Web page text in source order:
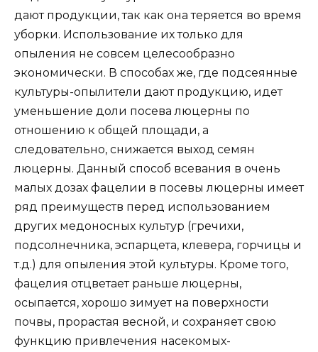
дают продукции, так как она теряется во время
уборки. Использование их только для
опыления не совсем целесообразно
экономически. В способах же, где подсеянные
культуры-опылители дают продукцию, идет
уменьшение доли посева люцерны по
отношению к общей площади, а
следовательно, снижается выход семян
люцерны. Данный способ всевания в очень
малых дозах фацелии в посевы люцерны имеет
ряд преимуществ перед использованием
других медоносных культур (гречихи,
подсолнечника, эспарцета, клевера, горчицы и
т.д.) для опыления этой культуры. Кроме того,
фацелия отцветает раньше люцерны,
осыпается, хорошо зимует на поверхности
почвы, прорастая весной, и сохраняет свою
функцию привлечения насекомых-